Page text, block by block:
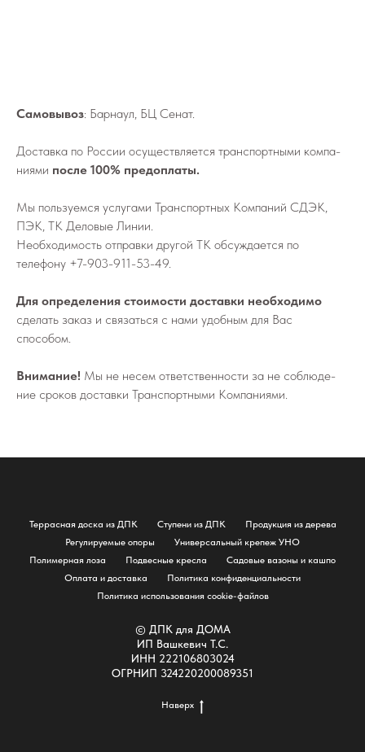
Самовывоз: Барнаул, БЦ Сенат.
До­став­ка по России осу­ществ­ля­ет­ся транс­порт­ны­ми ком­па­
ни­я­ми после 100% предоплаты.
Мы поль­зу­ем­ся услу­га­ми Транс­порт­ных Ком­па­ний СДЭК,
ПЭК, ТК Деловые Линии.
Не­об­хо­ди­мо­сть от­прав­ки дру­гой ТК об­суж­да­ет­ся по
телефону +7-903-911-53-49.
Для определения стоимости доставки необходимо
сделать заказ и связаться с нами удобным для Вас
способом.
Внимание! Мы не не­сем от­вет­ствен­но­сти за не со­блю­де­
ние сро­ков до­став­ки Транс­порт­ны­ми Ком­па­ни­я­ми.
Террасная доска из ДПК Ступени из ДПК
Продукция из дерева
Регулируемые опоры
Универсальный крепеж УНО
Полимерная лоза
Подвесные кресла
Садовые вазоны и кашпо
Оплата и доставка
Политика конфиденциальности
Политика использования cookie-файлов
© ДПК для ДОМА
ИП Вашкевич Т.С.
ИНН 222106803024
ОГРНИП 324220200089351
Наверх